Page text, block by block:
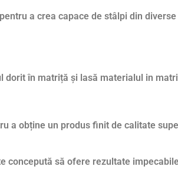
a crea capace de stâlpi din
în matriță și lasă materialul in
a obține un produs finit de calitate
concepută să ofere rezultate